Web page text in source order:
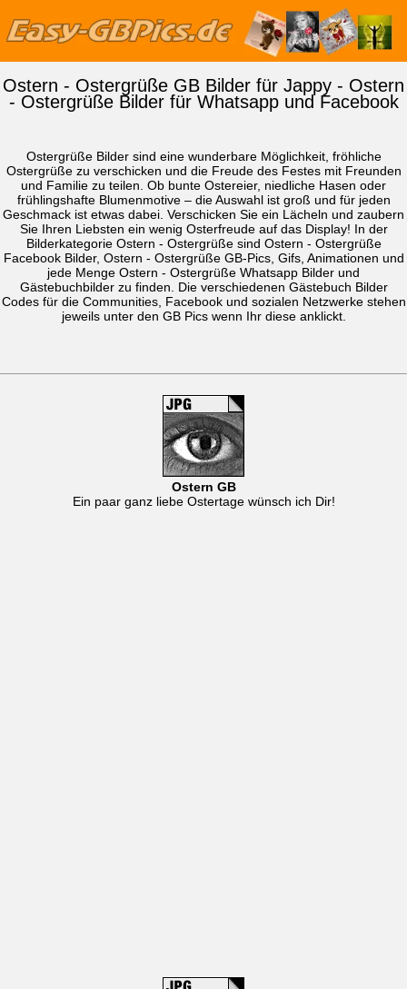
Ostern - Ostergrüße GB Bilder für Jappy - Ostern
- Ostergrüße Bilder für Whatsapp und Facebook
Ostergrüße Bilder sind eine wunderbare Möglichkeit, fröhliche
Ostergrüße zu verschicken und die Freude des Festes mit Freunden
und Familie zu teilen. Ob bunte Ostereier, niedliche Hasen oder
frühlingshafte Blumenmotive – die Auswahl ist groß und für jeden
Geschmack ist etwas dabei. Verschicken Sie ein Lächeln und zaubern
Sie Ihren Liebsten ein wenig Osterfreude auf das Display! In der
Bilderkategorie Ostern - Ostergrüße sind Ostern - Ostergrüße
Facebook Bilder, Ostern - Ostergrüße GB-Pics, Gifs, Animationen und
jede Menge Ostern - Ostergrüße Whatsapp Bilder und
Gästebuchbilder zu finden. Die verschiedenen Gästebuch Bilder
Codes für die Communities, Facebook und sozialen Netzwerke stehen
jeweils unter den GB Pics wenn Ihr diese anklickt.
Ostern GB
Ein paar ganz liebe Ostertage wünsch ich Dir!